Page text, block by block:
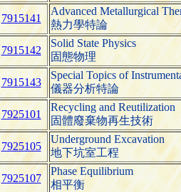
7915141
Advanced Metallurgical
熱力學特論
7915142
Solid State Physics
固態物理
7915143
Special Topics of
儀器分析特論
7925101
Recycling and Reutilization
固體廢棄物再生技術
7925105
Underground Excavation
地下坑室工程
7925107
Phase Equilibrium
相平衡